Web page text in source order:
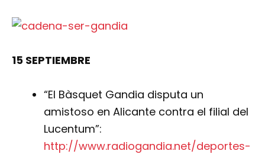
15 SEPTIEMBRE
“El Bàsquet Gandia disputa un
amistoso en Alicante contra el filial del
Lucentum”:
http://www.radiogandia.net/deportes-